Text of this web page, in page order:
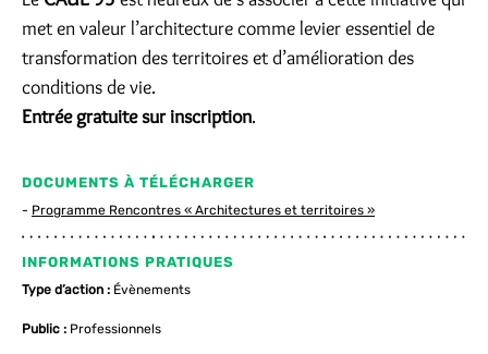
met en valeur l’architecture comme levier essentiel de
transformation des territoires et d’amélioration des
conditions de vie.
Entrée gratuite sur inscription.
DOCUMENTS À TÉLÉCHARGER
Programme Rencontres « Architectures et territoires »
INFORMATIONS PRATIQUES
Type d’action : Évènements
Public : Professionnels